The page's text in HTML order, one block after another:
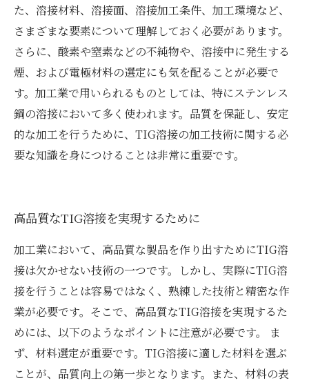
た、溶接材料、溶接面、溶接加工条件、加工環境など、
さまざまな要素について理解しておく必要があります。
さらに、酸素や窒素などの不純物や、溶接中に発生する
煙、および電極材料の選定にも気を配ることが必要で
す。加工業で用いられるものとしては、特にステンレス
鋼の溶接において多く使われます。品質を保証し、安定
的な加工を行うために、TIG溶接の加工技術に関する必
要な知識を身につけることは非常に重要です。
高品質なTIG溶接を実現するために
加工業において、高品質な製品を作り出すためにTIG溶
接は欠かせない技術の一つです。しかし、実際にTIG溶
接を行うことは容易ではなく、熟練した技術と精密な作
業が必要です。そこで、高品質なTIG溶接を実現するた
めには、以下のようなポイントに注意が必要です。 ま
ず、材料選定が重要です。TIG溶接に適した材料を選ぶ
ことが、品質向上の第一歩となります。また、材料の表